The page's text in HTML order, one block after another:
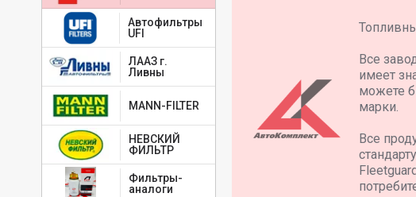
Автофильтры
UFI
ЛААЗ г.
Ливны
MANN-FILTER
НЕВСКИЙ
ФИЛЬТР
Фильтры-
аналоги
Все
имеет
можете
марки.
Все